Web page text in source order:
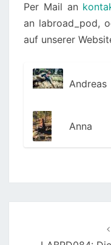
Per Mail an
an labroad_pod,
auf unserer
Andreas
Anna